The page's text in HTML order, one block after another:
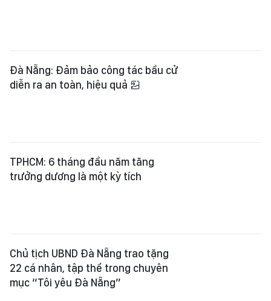
Đà Nẵng: Đảm bảo công tác bầu cử
diễn ra an toàn, hiệu quả
TPHCM: 6 tháng đầu năm tăng
trưởng dương là một kỳ tích
Chủ tịch UBND Đà Nẵng trao tặng
22 cá nhân, tập thể trong chuyên
mục “Tôi yêu Đà​ Nẵng”